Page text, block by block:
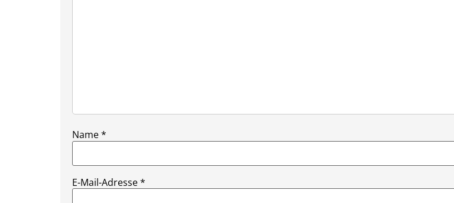
Name*
E-Mail-Adresse*